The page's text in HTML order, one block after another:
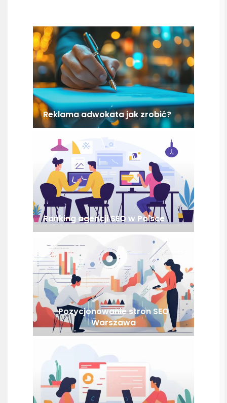
Reklama adwokata jak zrobić?
Ranking agencji SEO w Polsce
Pozycjonowanie stron SEO
Warszawa